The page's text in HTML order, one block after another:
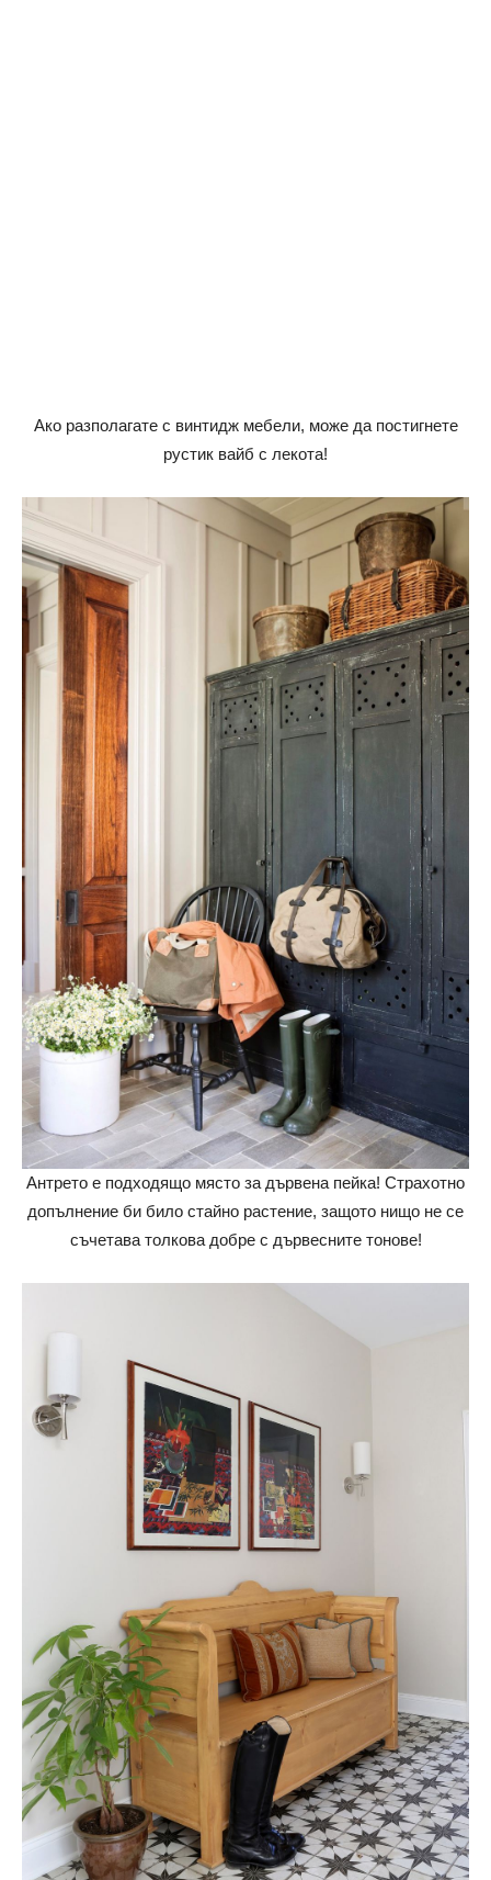
Ако разполагате с винтидж мебели, може да постигнете
рустик вайб с лекота!
Антрето е подходящо място за дървена пейка! Страхотно
допълнение би било стайно растение, защото нищо не се
съчетава толкова добре с дървесните тонове!